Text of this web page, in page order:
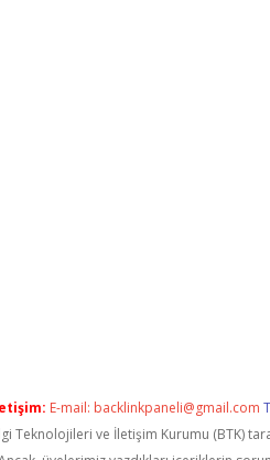
E-mail: backlinkpaneli@gmail.com
Teknolojileri ve İletişim Kurumu